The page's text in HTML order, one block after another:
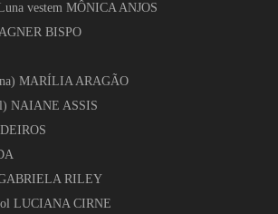
vestem MÔNICA ANJOS
BISPO
MARÍLIA ARAGÃO
NAIANE ASSIS
RILEY
LUCIANA CIRNE